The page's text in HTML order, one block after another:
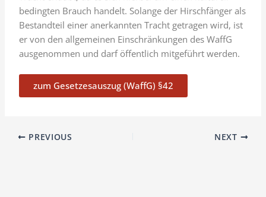
bedingten Brauch handelt. Solange der Hirschfänger als
Bestandteil einer anerkannten Tracht getragen wird, ist
er von den allgemeinen Einschränkungen des WaffG
ausgenommen und darf öffentlich mitgeführt werden.
zum Gesetzesauszug (WaffG) §42
PREVIOUS NEXT